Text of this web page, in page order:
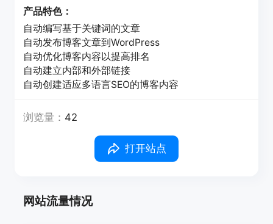
产品特色：
自动编写基于关键词的文章
自动发布博客文章到WordPress
自动优化博客内容以提高排名
自动建立内部和外部链接
自动创建适应多语言SEO的博客内容
浏览量： 42
打开站点
网站流量情况